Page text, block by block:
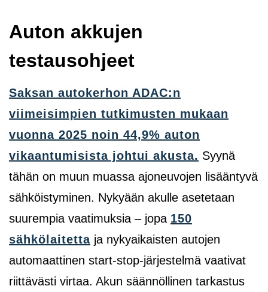
Auton akkujen
testausohjeet
Saksan autokerhon ADAC:n
viimeisimpien tutkimusten mukaan
vuonna 2025 noin 44,9% auton
vikaantumisista johtui akusta. Syynä
tähän on muun muassa ajoneuvojen lisääntyvä
sähköistyminen. Nykyään akulle asetetaan
suurempia vaatimuksia – jopa 150
sähkölaitetta ja nykyaikaisten autojen
automaattinen start-stop-järjestelmä vaativat
riittävästi virtaa. Akun säännöllinen tarkastus